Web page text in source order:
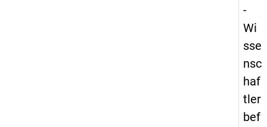
-
Wi
sse
nsc
haf
tler
bef